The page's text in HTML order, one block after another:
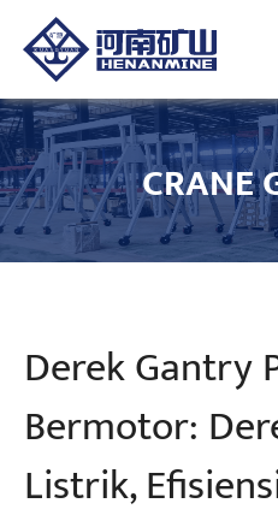
CRANE
Derek Gantry
Bermotor:
Listrik,